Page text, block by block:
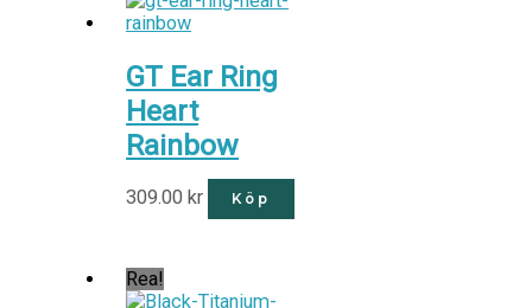
GT Ear Ring
Heart
Rainbow
309.00 kr Köp
Rea!